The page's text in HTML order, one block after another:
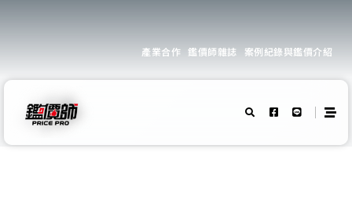
產業合作 鑑價師雜誌 案例紀錄與鑑價介紹